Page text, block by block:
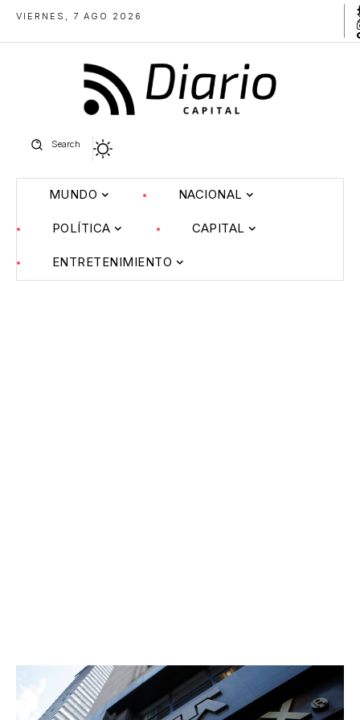
VIERNES, 7 AGO 2026
Search
MUNDO NACIONAL
POLÍTICA CAPITAL
ENTRETENIMIENTO